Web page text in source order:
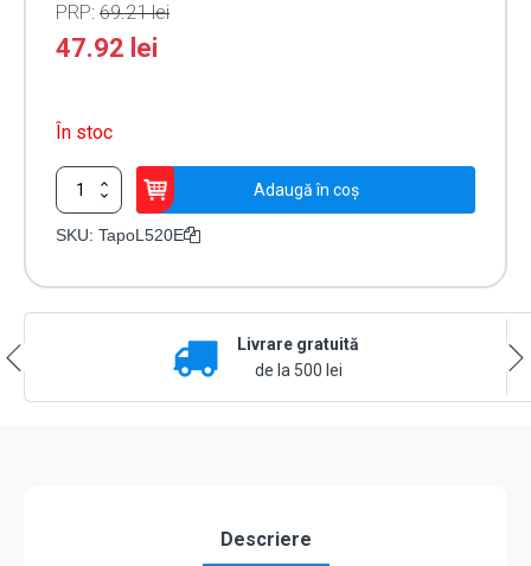
PRP: 69.21lei
47.92 lei
În stoc
Cantitate
Bec
smart
Adaugă în coș
SKU: TapoL520E
Livrare gratuită
de la 500 lei
Descriere